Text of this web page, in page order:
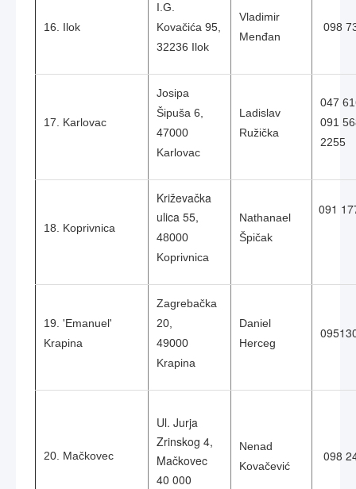
16. Ilok
I.G.
Kovačića 95,
32236 Ilok
Vladimir
Menđan
098
17. Karlovac
Josipa
Šipuša 6,
47000
Karlovac
Ladislav
Ružička
047
091
2255
18. Koprivnica
Križevačka
ulica 55,
48000
Koprivnica
Nathanael
Špičak
091
19. 'Emanuel'
Krapina
Zagrebačka
20,
49000
Krapina
Daniel
Herceg
20. Mačkovec
Ul. Jurja
Zrinskog 4,
Mačkovec
40 000
Nenad
Kovačević
098